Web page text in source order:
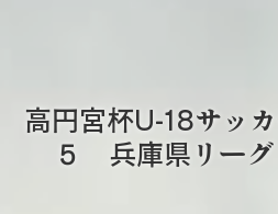
高円宮杯U-18サッ
５ 兵庫県リー